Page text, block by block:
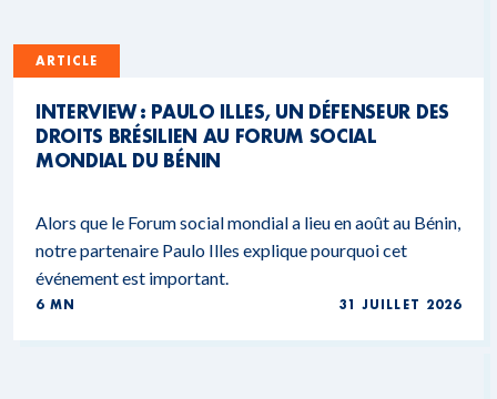
ARTICLE
INTERVIEW : PAULO ILLES, UN DÉFENSEUR DES
DROITS BRÉSILIEN AU FORUM SOCIAL
MONDIAL DU BÉNIN
Alors que le Forum social mondial a lieu en août au Bénin,
notre partenaire Paulo Illes explique pourquoi cet
événement est important.
6 MN 31 JUILLET 2026